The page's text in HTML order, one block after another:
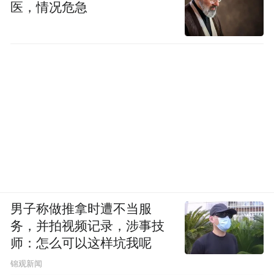
医，情况危急
男子称做推拿时遭不当服
务，并拍视频记录，涉事技
师：怎么可以这样坑我呢
锦观新闻